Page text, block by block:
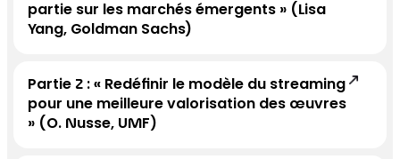
partie sur les marchés émergents » (Lisa
Yang, Goldman Sachs)
Partie 2 : « Redéfinir le modèle du streaming
pour une meilleure valorisation des œuvres
» (O. Nusse, UMF)